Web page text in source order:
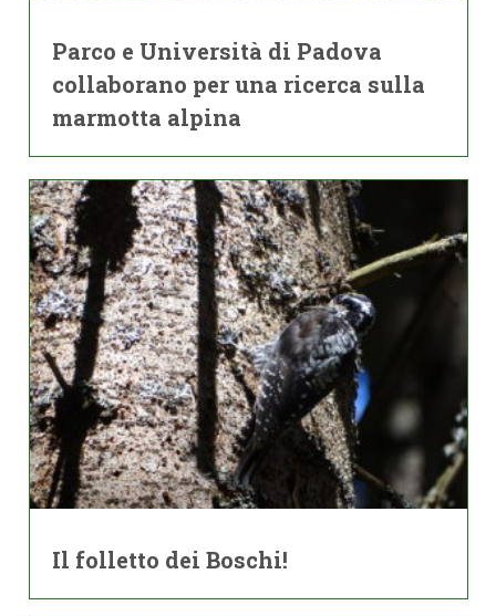
Parco e Università di Padova
collaborano per una ricerca sulla
marmotta alpina
Il folletto dei Boschi!